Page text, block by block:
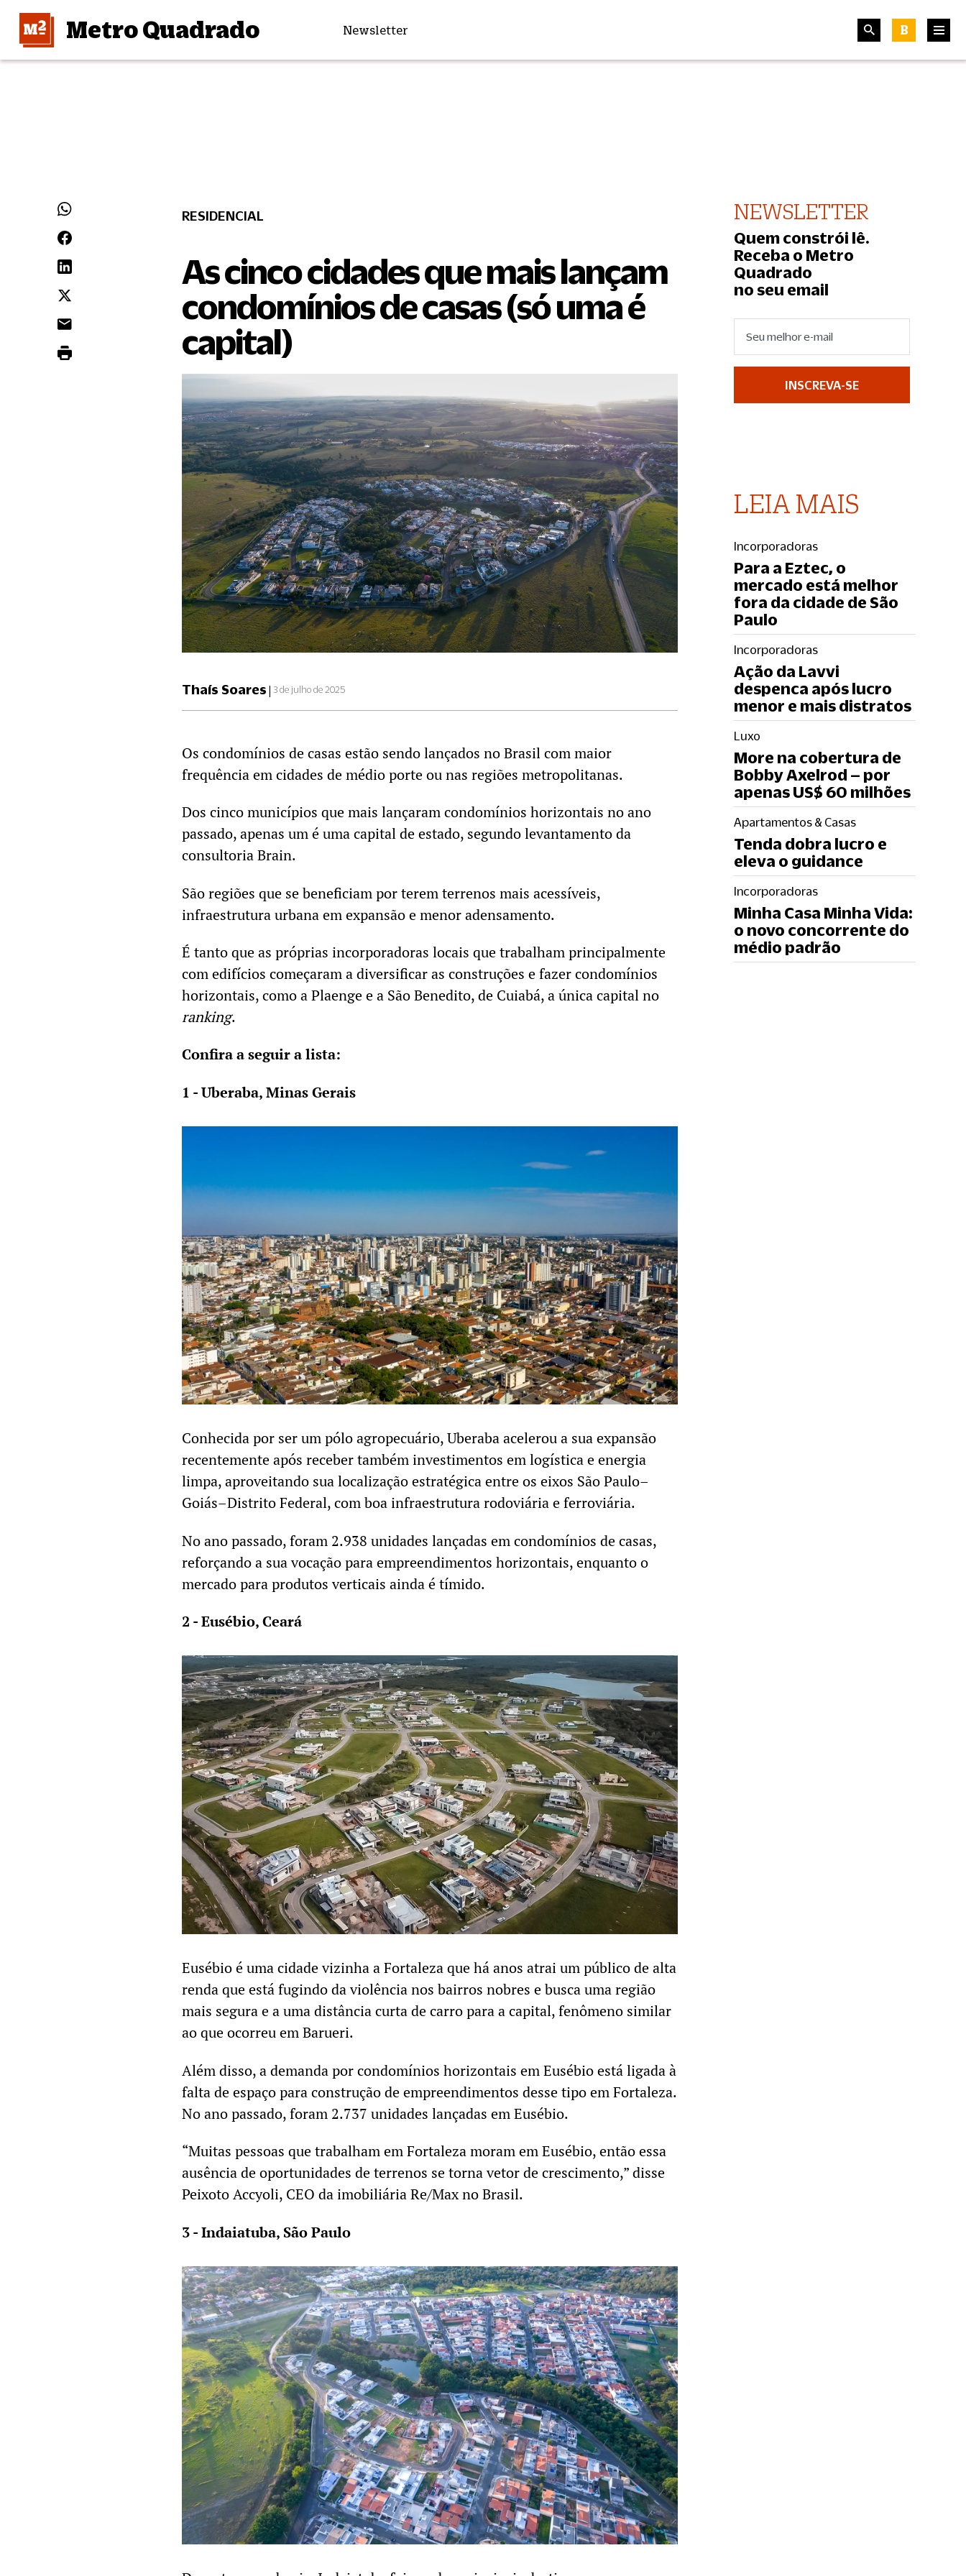
Metro Quadrado Newsletter B
RESIDENCIAL
As cinco cidades que mais lançam
condomínios de casas (só uma é
capital)
Thaís Soares| 3 de julho de 2025
Os condomínios de casas estão sendo lançados no Brasil com maior
frequência em cidades de médio porte ou nas regiões metropolitanas.
Dos cinco municípios que mais lançaram condomínios horizontais no ano
passado, apenas um é uma capital de estado, segundo levantamento da
consultoria Brain.
São regiões que se beneficiam por terem terrenos mais acessíveis,
infraestrutura urbana em expansão e menor adensamento.
É tanto que as próprias incorporadoras locais que trabalham principalmente
com edifícios começaram a diversificar as construções e fazer condomínios
horizontais, como a Plaenge e a São Benedito, de Cuiabá, a única capital no
ranking.
Confira a seguir a lista:
1 - Uberaba, Minas Gerais
Conhecida por ser um pólo agropecuário, Uberaba acelerou a sua expansão
recentemente após receber também investimentos em logística e energia
limpa, aproveitando sua localização estratégica entre os eixos São Paulo–
Goiás–Distrito Federal, com boa infraestrutura rodoviária e ferroviária.
No ano passado, foram 2.938 unidades lançadas em condomínios de casas,
reforçando a sua vocação para empreendimentos horizontais, enquanto o
mercado para produtos verticais ainda é tímido.
2 - Eusébio, Ceará
Eusébio é uma cidade vizinha a Fortaleza que há anos atrai um público de alta
renda que está fugindo da violência nos bairros nobres e busca uma região
mais segura e a uma distância curta de carro para a capital, fenômeno similar
ao que ocorreu em Barueri.
Além disso, a demanda por condomínios horizontais em Eusébio está ligada à
falta de espaço para construção de empreendimentos desse tipo em Fortaleza.
No ano passado, foram 2.737 unidades lançadas em Eusébio.
“Muitas pessoas que trabalham em Fortaleza moram em Eusébio, então essa
ausência de oportunidades de terrenos se torna vetor de crescimento,” disse
Peixoto Accyoli, CEO da imobiliária Re/Max no Brasil.
3 - Indaiatuba, São Paulo
NEWSLETTER
Quem constrói lê.
Receba o Metro
Quadrado
no seu email
INSCREVA-SE
LEIA MAIS
Incorporadoras
Para a Eztec, o
mercado está melhor
fora da cidade de São
Paulo
Incorporadoras
Ação da Lavvi
despenca após lucro
menor e mais distratos
Luxo
More na cobertura de
Bobby Axelrod – por
apenas US$ 60 milhões
Apartamentos & Casas
Tenda dobra lucro e
eleva o guidance
Incorporadoras
Minha Casa Minha Vida:
o novo concorrente do
médio padrão